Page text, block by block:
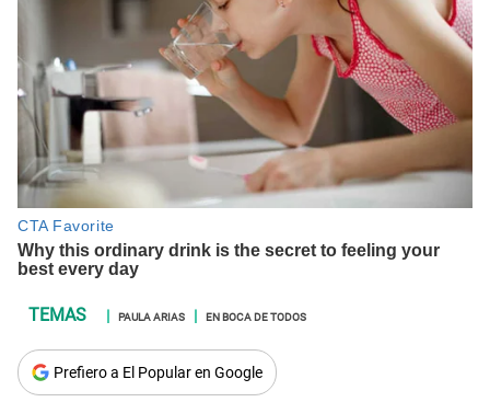
PAULA ARIAS EN BOCA DE TODOS
Prefiero a El Popular en Google